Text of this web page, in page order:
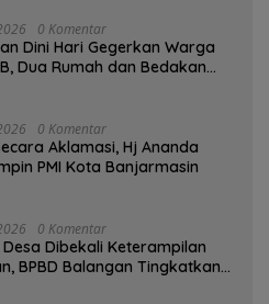
0 Komentar
Dini Hari Gegerkan Warga
Dua Rumah dan Bedakan
0 Komentar
Aklamasi, Hj Ananda
PMI Kota Banjarmasin
0 Komentar
Dibekali Keterampilan
BPBD Balangan Tingkatkan